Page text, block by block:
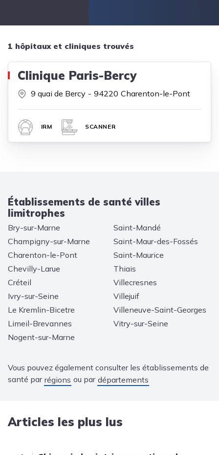
1 hôpitaux et cliniques trouvés
Clinique Paris-Bercy
9 quai de Bercy 94220 Charenton-le-Pont
IRM SCANNER
Établissements de santé villes
limitrophes
Bry-sur-Marne
Champigny-sur-Marne
Charenton-le-Pont
Chevilly-Larue
Créteil
Ivry-sur-Seine
Le Kremlin-Bicetre
Limeil-Brevannes
Nogent-sur-Marne
Saint-Mandé
Saint-Maur-des-Fossés
Saint-Maurice
Thiais
Villecresnes
Villejuif
Villeneuve-Saint-Georges
Vitry-sur-Seine
Vous pouvez également consulter les établissements de
santé par régions ou par départements
Articles les plus lus